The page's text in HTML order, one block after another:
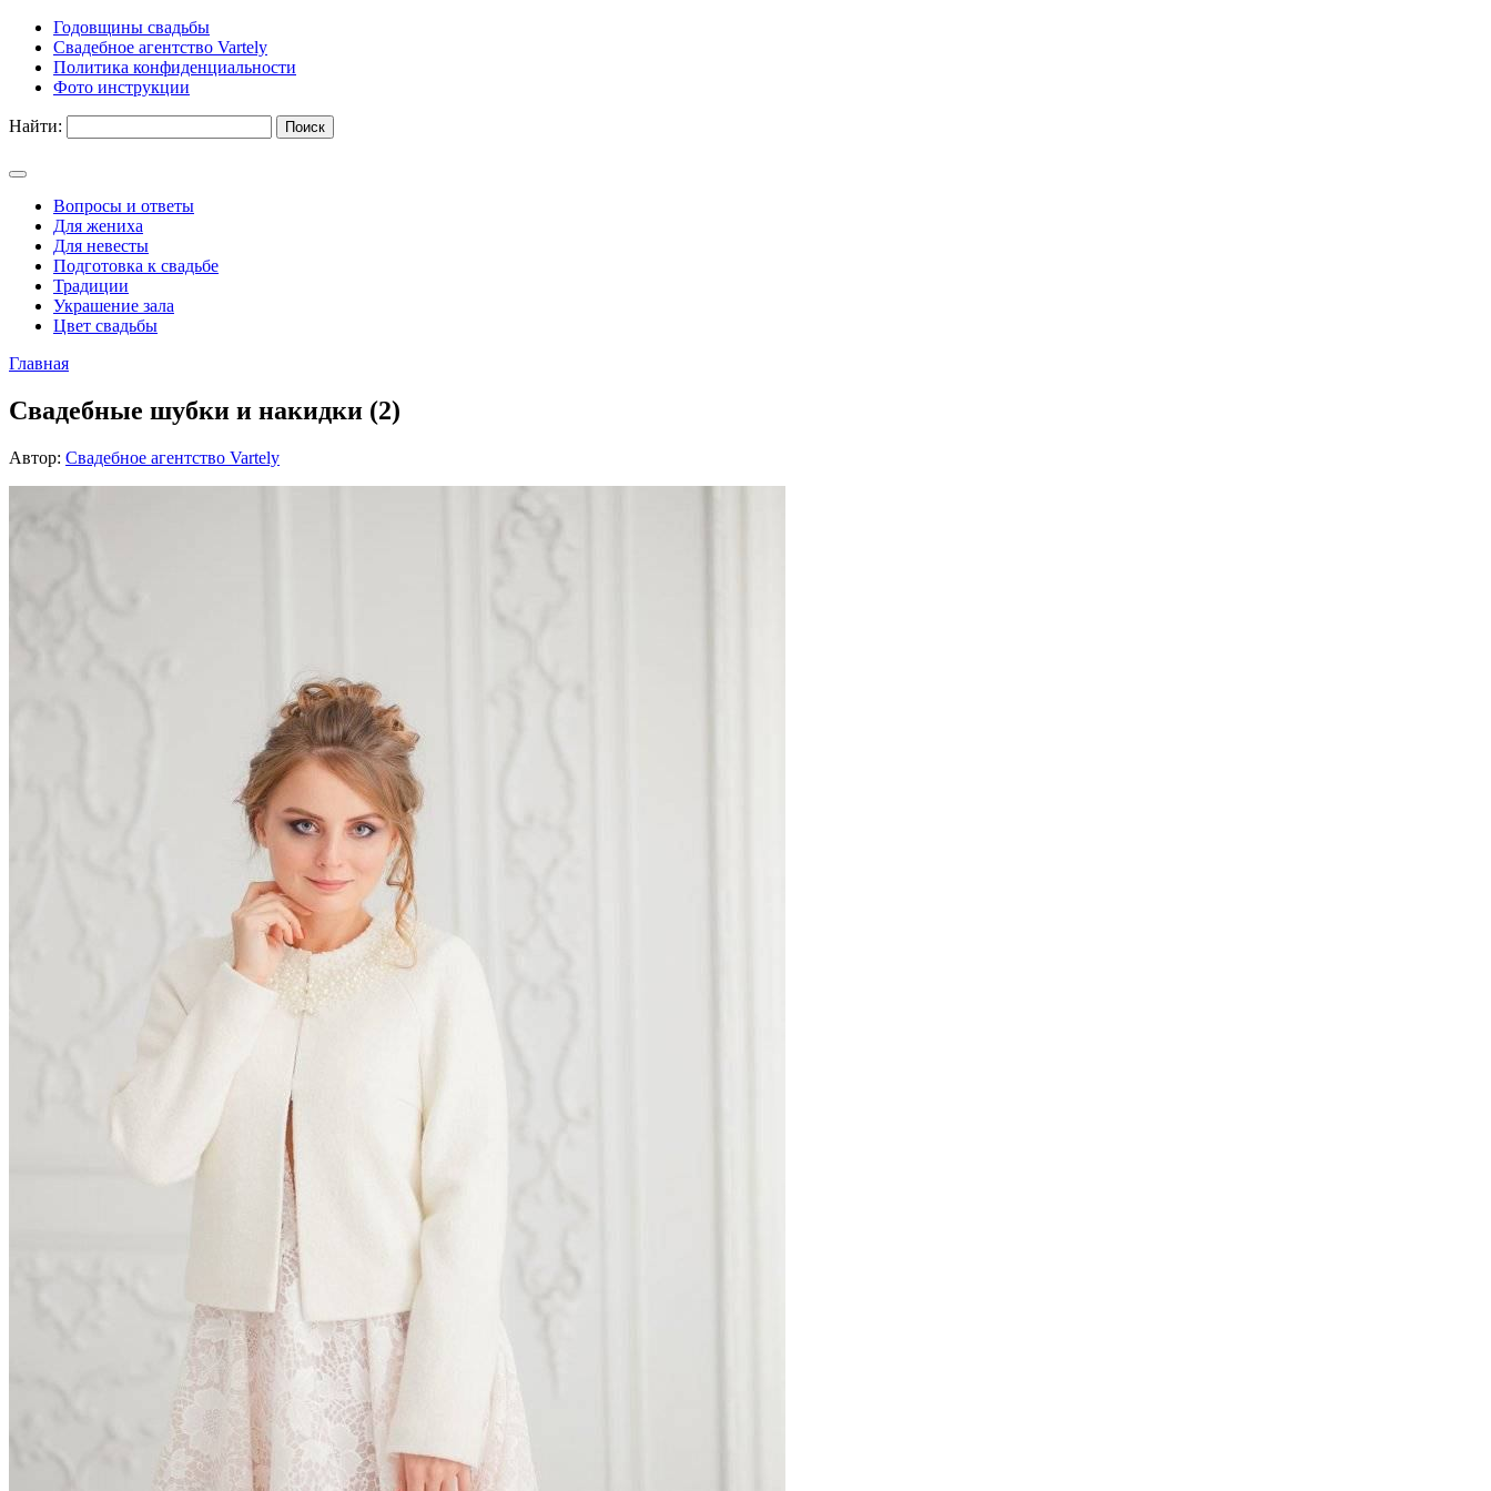
Годовщины свадьбы
Свадебное агентство Vartely
Политика конфиденциальности
Фото инструкции
Найти:
Вопросы и ответы
Для жениха
Для невесты
Подготовка к свадьбе
Традиции
Украшение зала
Цвет свадьбы
Главная
Свадебные шубки и накидки (2)
Автор: Свадебное агентство Vartely